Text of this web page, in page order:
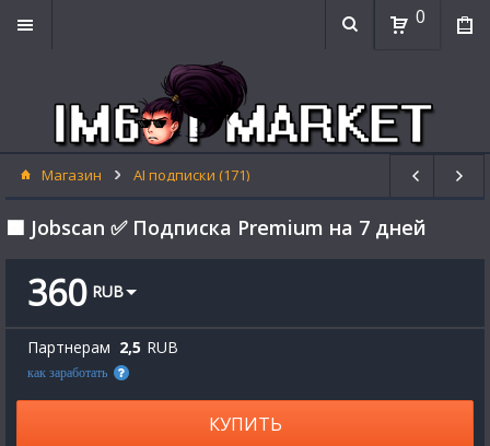
0
Магазин AI подписки (171)
🟦 Jobscan ✅ Подписка Premium на 7 дней
360 RUB
Партнерам 2,5 RUB
как заработать
КУПИТЬ